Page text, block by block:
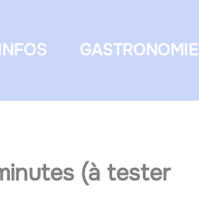
GASTRONOMIE
(à tester